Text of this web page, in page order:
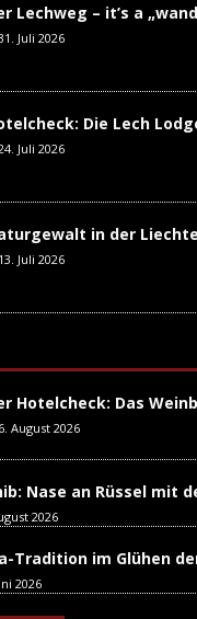
Lechweg – it’s a
Juli 2026
Die Lech
Juli 2026
in der
13. Juli 2026
Hotelcheck: Das
6. August 2026
Nase an Rüssel mit
2026
Tradition im Glühen
2026